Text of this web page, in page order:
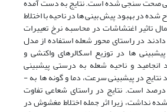
صحت‏ سنجی شده است. نتایج به ­دست آمده
­شده در بهبود پیش­ بینی ها در ناحیه با اختلاط
تاثیر اغتشاشات در محاسبه نرخ تعییرات
در راستای محور شعله استفاده از مدل
ها در توزیع اسکالرهای واکنشی و
و ناحیه شعله به ­درستی پیش‏بینی
خواهد شد. میزان بهبود نتایج در پیش­بینی سرعت، دما و گونه ­ها به ­
ترتیب تا 10، 14 و 15 درصد است. نتایج در راستای شعاعی تفاوت
نداشت، زیرا اثر جمله اختلاط مغشوش در